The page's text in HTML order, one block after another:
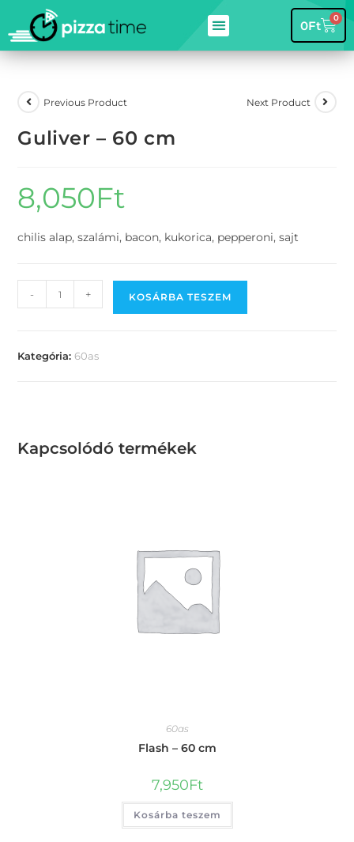
0Ft 0
Previous Product Next Product
Guliver – 60 cm
8,050Ft
chilis alap, szalámi, bacon, kukorica, pepperoni, sajt
- + KOSÁRBA TESZEM
Kategória:60as
Kapcsolódó termékek
60as
Flash – 60 cm
7,950Ft
Kosárba teszem